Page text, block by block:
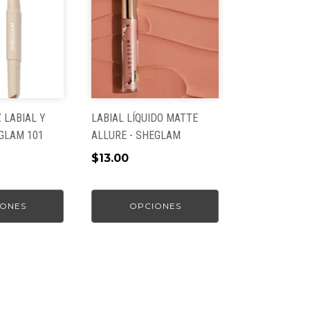
LABIAL Y
101
LABIAL LÍQUIDO MATTE
ALLURE - SHEGLAM
$13.00
OPCIONES
tiene
múltiples
variantes.
opciones
se
pueden
elegir
en
página
producto